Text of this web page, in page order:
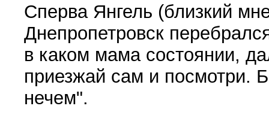
Сперва Янгель (близкий
Днепропетровск
в каком мама состоянии,
приезжай сам и посмотри.
нечем".